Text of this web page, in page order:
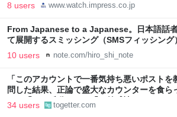
8 users www.watch.impress.co.jp
From Japanese to a Japanese。日本語話
て展開するスミッシング（SMSフィッシング
10 users note.com/hiro_shi_note
「このアカウントで一番気持ち悪いポスト
問した結果、正論で盛大なカウンターを食
い」「AIの反乱か？」「お前感情あるだろ」
34 users togetter.com